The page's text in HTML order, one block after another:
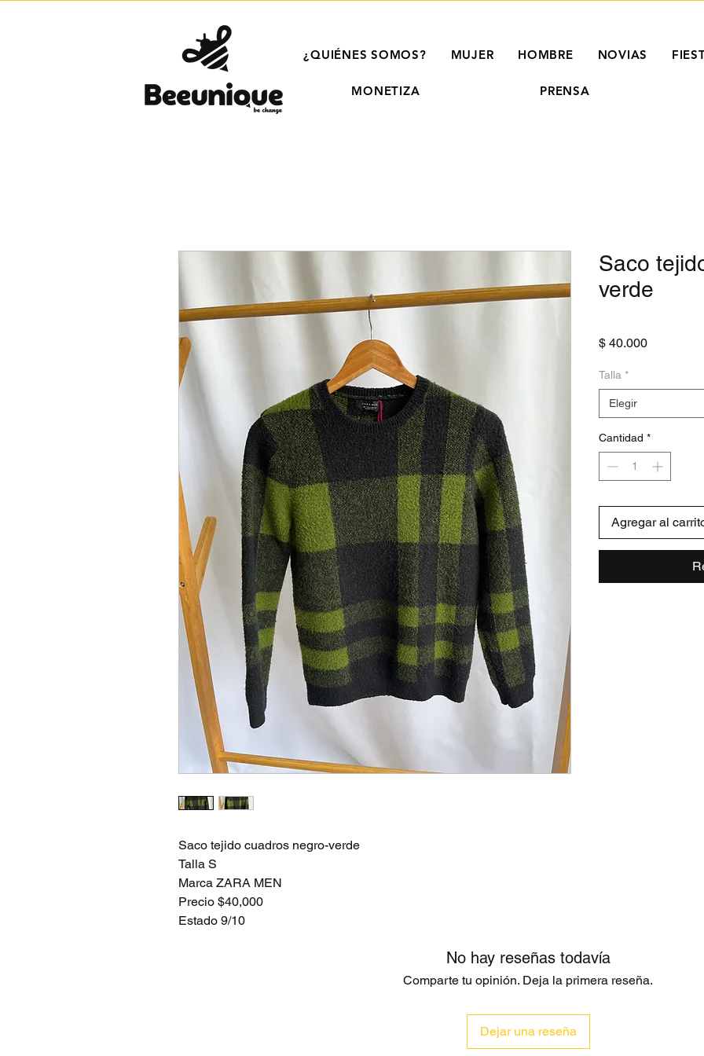
¿QUIÉNES SOMOS? MUJER HOMBRE NOVIAS
MONETIZA PRENSA
Saco tejido cuadros negro-verde
Talla S
Marca ZARA MEN
Precio $40,000
Estado 9/10
Saco
verde
$ 40.000Precio
Talla *
Elegir
Cantidad *
Agregar al
No hay reseñas todavía
Comparte tu opinión. Deja la primera reseña.
Dejar una reseña